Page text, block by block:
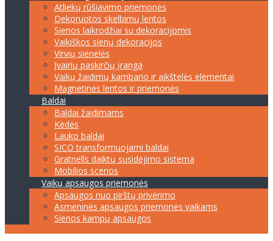
Atliekų rūšiavimo priemonės
Dekoruotos skelbimų lentos
Sienos laikrodžiai su dekoracijomis
Vaikiškos sienų dekoracijos
Virvių sienelės
Įvairių paskirčių įranga
Vaikų žaidimų kambario ir aikštelės elementai
Magnetinės lentos ir priemonės
Baldai
Baldai žaidimams
Kėdės
Lauko baldai
SICO transformuojami baldai
Gratnells daiktų susidėjimo sistema
Mobilios scenos
Vaikų apsaugos priemonės
Apsaugos nuo pirštų privėrimo
Asmeninės apsaugos priemonės vaikams
Sienos kampų apsaugos